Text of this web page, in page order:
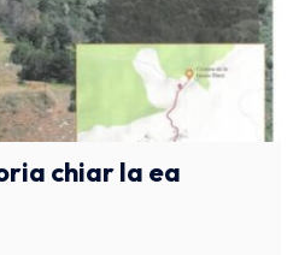
chiar la ea